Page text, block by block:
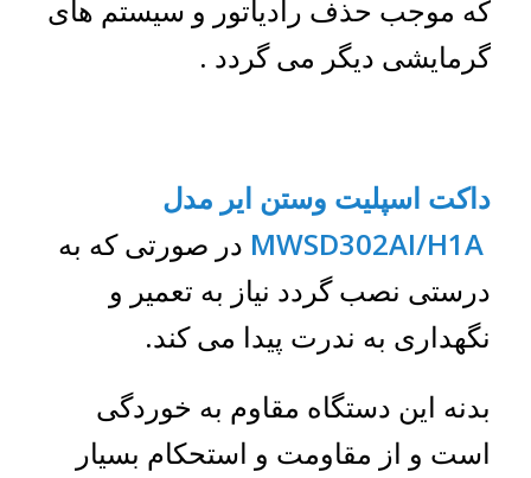
که موجب حذف رادیاتور و سیستم های
گرمایشی دیگر می گردد .
داکت اسپلیت وستن ایر مدل
در صورتی که به
درستی نصب گردد نیاز به تعمیر و
نگهداری به ندرت پیدا می کند.
بدنه این دستگاه مقاوم به خوردگی
است و از مقاومت و استحکام بسیار